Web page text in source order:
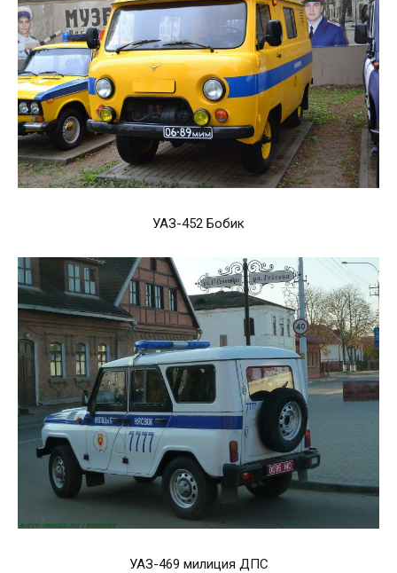
УАЗ-452 Бобик
УАЗ-469 милиция ДПС